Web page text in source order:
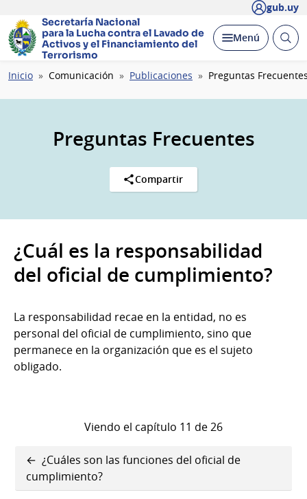
gub.uy
Secretaría Nacional
para la Lucha contra el Lavado de
Activos y el Financiamiento del
Terrorismo
Desplegar
Menú Abrir
Ruta
navegación
Inicio Comunicación Publicaciones Preguntas
Preguntas Frecuentes
Compartir
¿Cuál es la responsabilidad
del oficial de cumplimiento?
La responsabilidad recae en la entidad, no es
personal del oficial de cumplimiento, sino que
permanece en la organización que es el sujeto
obligado.
Viendo el capítulo 11 de 26
Enlaces
transversales
¿Cuáles son las funciones del oficial de
cumplimiento?